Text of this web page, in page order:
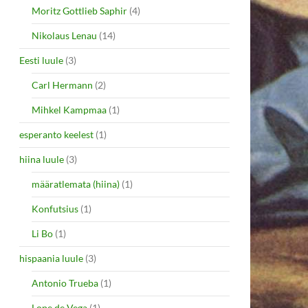
Moritz Gottlieb Saphir (4)
Nikolaus Lenau (14)
Eesti luule (3)
Carl Hermann (2)
Mihkel Kampmaa (1)
esperanto keelest (1)
hiina luule (3)
määratlemata (hiina) (1)
Konfutsius (1)
Li Bo (1)
hispaania luule (3)
Antonio Trueba (1)